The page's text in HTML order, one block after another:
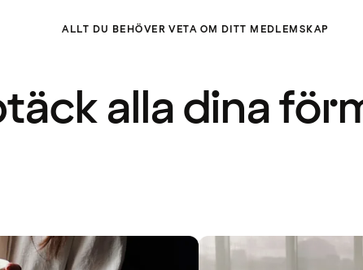
ALLT DU BEHÖVER VETA OM DITT MEDLEMSKAP
alla dina